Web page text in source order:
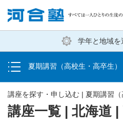
塾生の方
学年と地域を
夏期講習（高校生・高卒生）
受講料・お申し込み方法
受講開始までの流れ
校舎・教室一覧
講座一覧 | 北海道 |
講座を探す・申し込む | 夏期講習（